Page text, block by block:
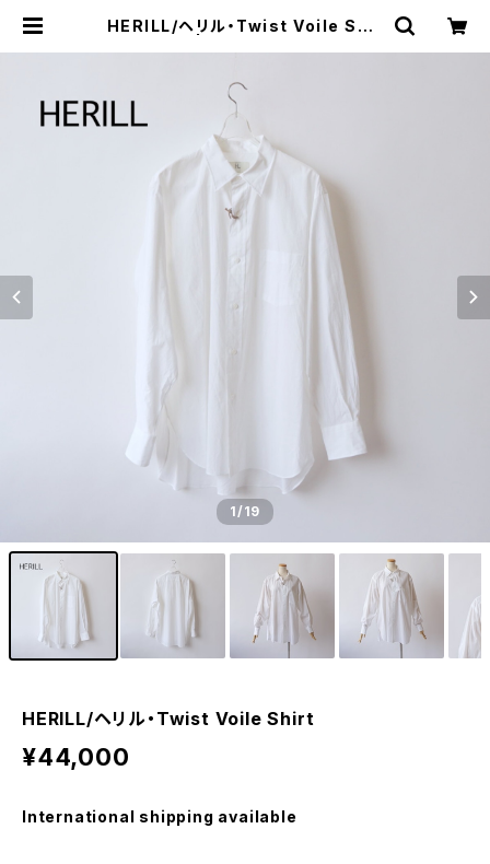
HERILL/ヘリル・Twist Voile Shir
1/19
HERILL/ヘリル・Twist Voile Shirt
¥44,000
International shipping available